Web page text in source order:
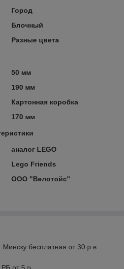
Город
Блочный
Разные цвета
50 мм
190 мм
Картонная коробка
170 мм
аналог LEGO
Lego Friends
ООО "Велотойс"
Минску бесплатная от 30 р в
РБ от 5 р